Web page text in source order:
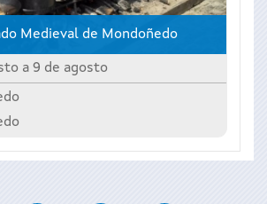
Medieval de Mondoñedo
a 9 de agosto